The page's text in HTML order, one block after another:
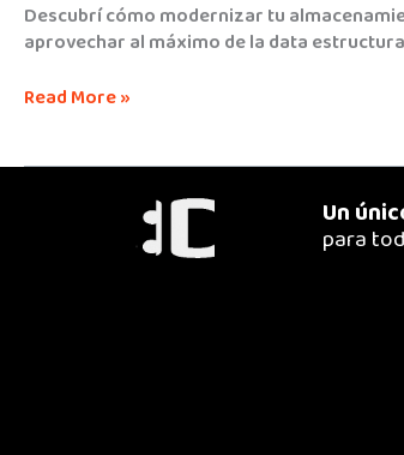
Descubrí cómo modernizar tu
aprovechar al máximo de la data
Read More »
Un
para